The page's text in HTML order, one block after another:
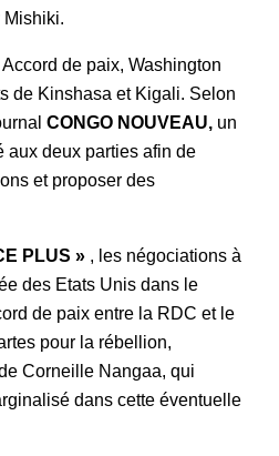
Mishiki.
de paix, Washington
de Kinshasa et Kigali. Selon
CONGO NOUVEAU, un
aux deux parties afin de
et proposer des
PLUS » , les négociations à
des Etats Unis dans le
de paix entre la RDC et le
pour la rébellion,
Corneille Nangaa, qui
dans cette éventuelle